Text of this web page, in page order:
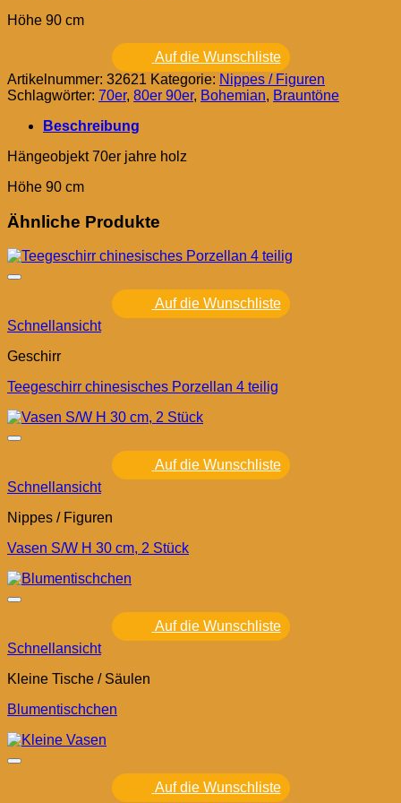
Höhe 90 cm
Auf die Wunschliste
Artikelnummer: 32621 Kategorie: Nippes / Figuren
Schlagwörter: 70er, 80er 90er, Bohemian, Brauntöne
Beschreibung
Hängeobjekt 70er jahre holz
Höhe 90 cm
Ähnliche Produkte
Auf die Wunschliste
Schnellansicht
Geschirr
Teegeschirr chinesisches Porzellan 4 teilig
Auf die Wunschliste
Schnellansicht
Nippes / Figuren
Vasen S/W H 30 cm, 2 Stück
Auf die Wunschliste
Schnellansicht
Kleine Tische / Säulen
Blumentischchen
Auf die Wunschliste